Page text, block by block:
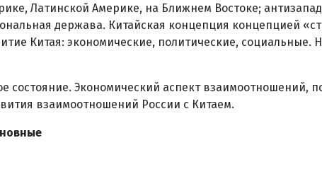
Латинской Америке, на Ближнем Востоке;
держава. Китайская концепция концепцией
Китая: экономические, политические, социальные.
состояние. Экономический аспект взаимоотношений,
взаимоотношений России с Китаем.